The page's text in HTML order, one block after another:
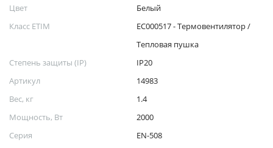
Цвет
Белый
Класс ETIM
EC000517 - Термовентилятор /
Тепловая пушка
Степень защиты (IP)
IP20
Артикул
14983
Вес, кг
1.4
Мощность, Вт
2000
Серия
EN-508